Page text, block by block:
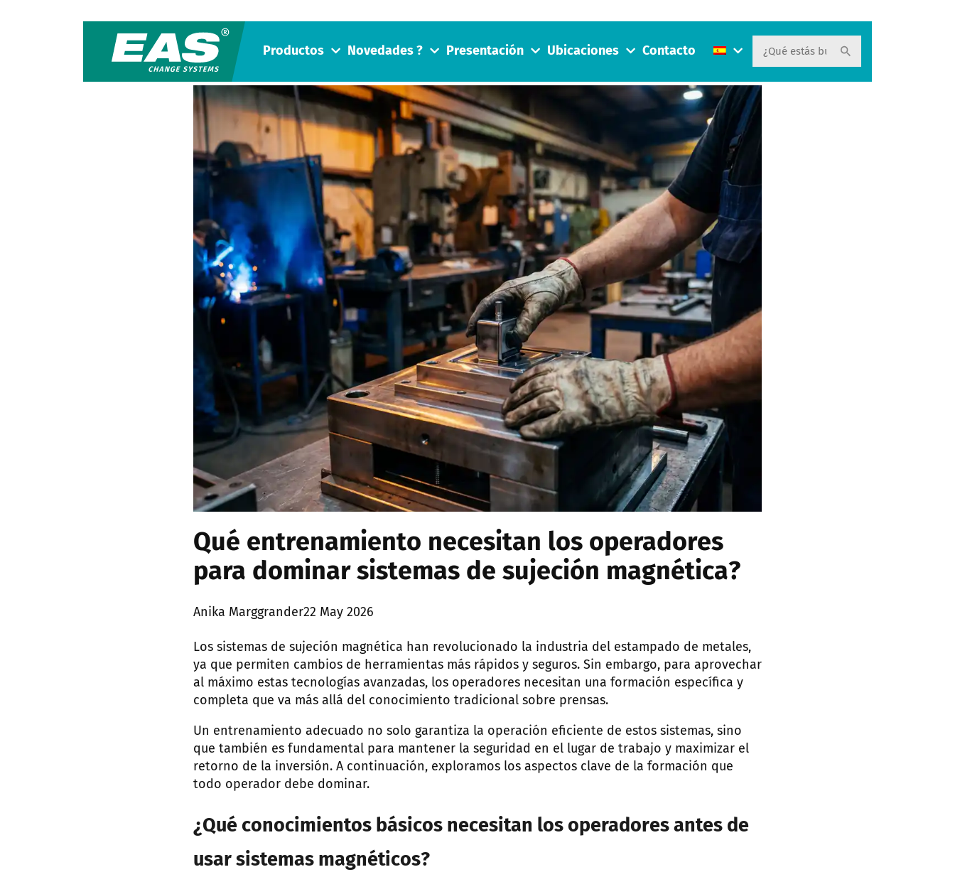
Productos Novedades ? Presentación Ubicaciones Contacto
Qué entrenamiento necesitan los operadores
para dominar sistemas de sujeción magnética?
Posted
Anika Marggrander22 May 2026
Los sistemas de sujeción magnética han revolucionado la industria del estampado de metales,
ya que permiten cambios de herramientas más rápidos y seguros. Sin embargo, para aprovechar
al máximo estas tecnologías avanzadas, los operadores necesitan una formación específica y
completa que va más allá del conocimiento tradicional sobre prensas.
Un entrenamiento adecuado no solo garantiza la operación eficiente de estos sistemas, sino
que también es fundamental para mantener la seguridad en el lugar de trabajo y maximizar el
retorno de la inversión. A continuación, exploramos los aspectos clave de la formación que
todo operador debe dominar.
¿Qué conocimientos básicos necesitan los operadores antes de
usar sistemas magnéticos?